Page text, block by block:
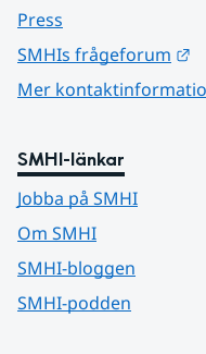
Press
SMHIs frågeforum
Mer
SMHI-länkar
Jobba på SMHI
Om SMHI
SMHI-bloggen
SMHI-podden